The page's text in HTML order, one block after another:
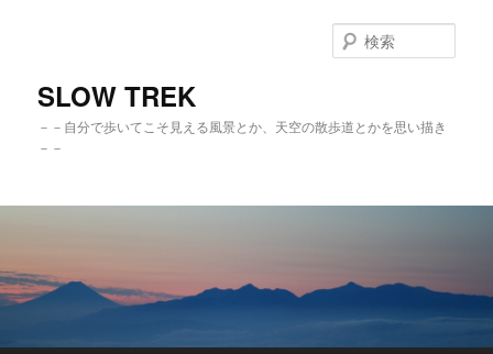
SLOW TREK
－－自分で歩いてこそ見える風景とか、天空の散歩道とかを思い描き
－－
索